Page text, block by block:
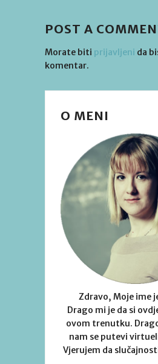
POST A
Morate biti prijavljeni da
komentar.
O MENI
Zdravo, Moje ime
Drago mi je da si
ovom trenutku.
nam se putevi
Vjerujem da